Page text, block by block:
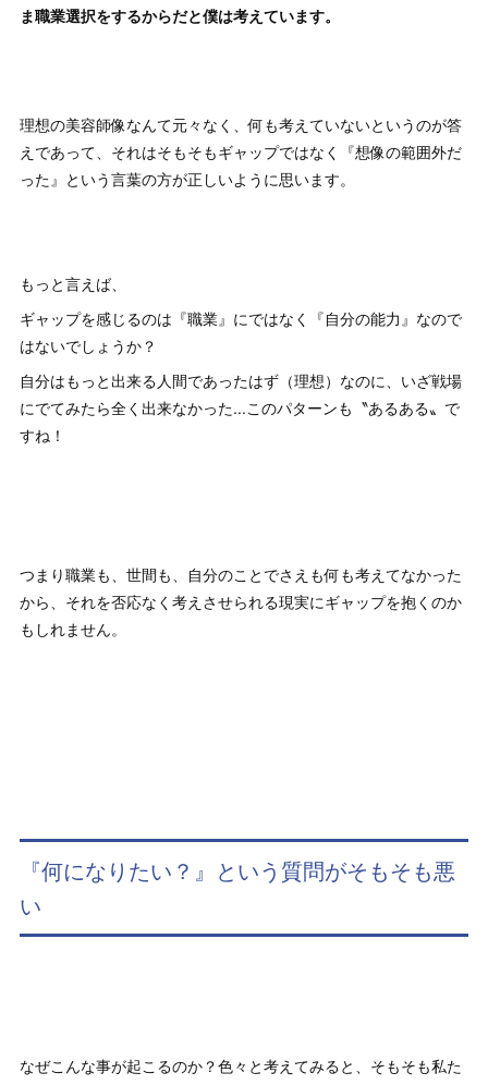
ま職業選択をするからだと僕は考えています。
理想の美容師像なんて元々なく、何も考えていないというのが答
えであって、それはそもそもギャップではなく『想像の範囲外だ
った』という言葉の方が正しいように思います。
もっと言えば、
ギャップを感じるのは『職業』にではなく『自分の能力』なので
はないでしょうか？
自分はもっと出来る人間であったはず（理想）なのに、いざ戦場
にでてみたら全く出来なかった...このパターンも〝あるある〟で
すね！
つまり職業も、世間も、自分のことでさえも何も考えてなかった
から、それを否応なく考えさせられる現実にギャップを抱くのか
もしれません。
『何になりたい？』という質問がそもそも悪
い
なぜこんな事が起こるのか？色々と考えてみると、そもそも私た